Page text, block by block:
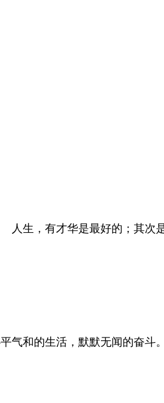
人生，有才华是最好的；其次
气和的生活，默默无闻的奋斗